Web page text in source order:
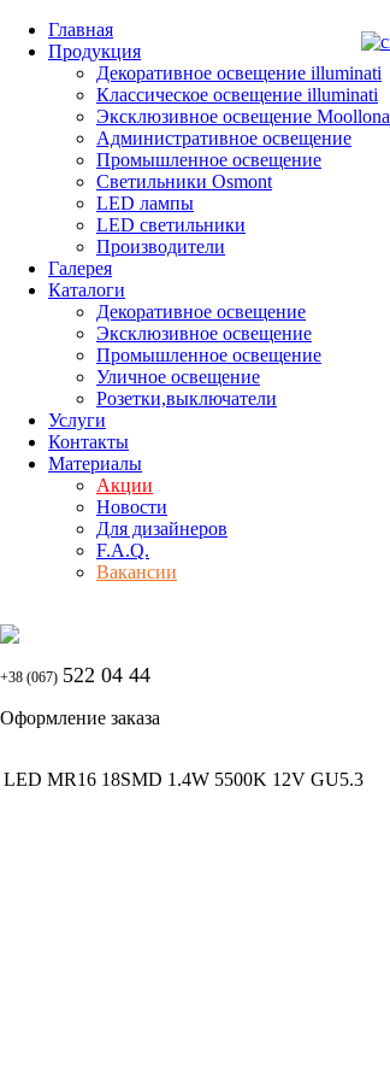
Главная
Продукция
Декоративное освещение illuminati
Классическое освещение illuminati
Эксклюзивное освещение Moollona
Административное освещение
Промышленное освещение
Светильники Osmont
LED лампы
LED светильники
Производители
Галерея
Каталоги
Декоративное освещение
Эксклюзивное освещение
Промышленное освещение
Уличное освещение
Розетки,выключатели
Услуги
Контакты
Материалы
Акции
Новости
Для дизайнеров
F.A.Q.
Вакансии
+38 (067) 522 04 44
Оформление заказа
LED MR16 18SMD 1.4W 5500K 12V GU5.3